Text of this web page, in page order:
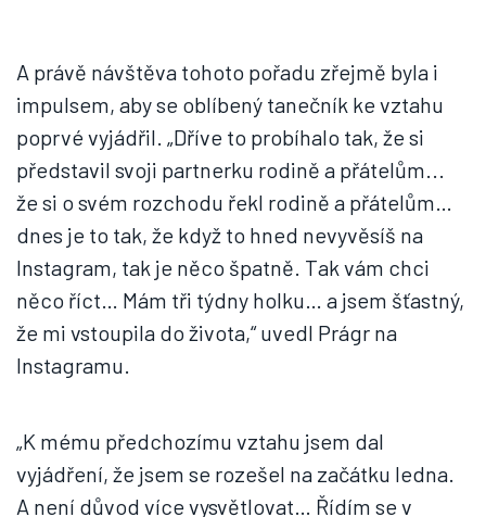
A právě návštěva tohoto pořadu zřejmě byla i
impulsem, aby se oblíbený tanečník ke vztahu
poprvé vyjádřil. „Dříve to probíhalo tak, že si
představil svoji partnerku rodině a přátelům...
že si o svém rozchodu řekl rodině a přátelům…
dnes je to tak, že když to hned nevyvěsíš na
Instagram, tak je něco špatně. Tak vám chci
něco říct… Mám tři týdny holku… a jsem šťastný,
že mi vstoupila do života,“ uvedl Prágr na
Instagramu.
„K mému předchozímu vztahu jsem dal
vyjádření, že jsem se rozešel na začátku ledna.
A není důvod více vysvětlovat… Řídím se v